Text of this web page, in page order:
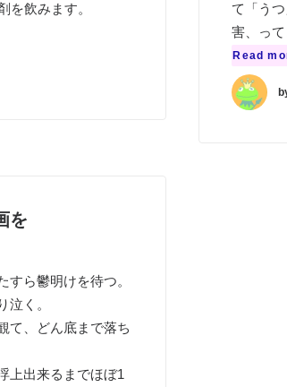
を飲みます。
て「う
害、って
Read
を
ら鬱明けを待つ。
泣く。
て、どん底まで落ち
上出来るまでほぼ1